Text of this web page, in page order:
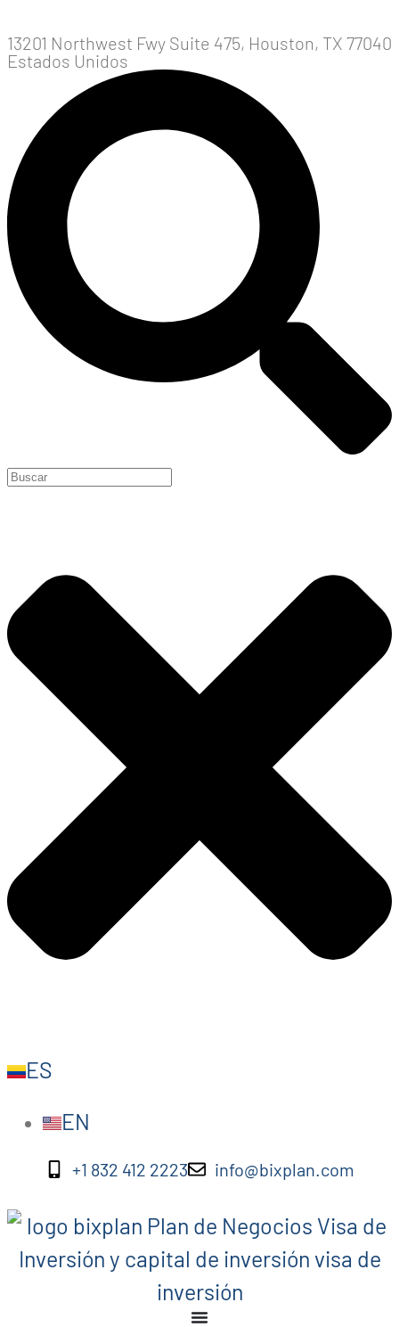
13201 Northwest Fwy Suite 475, Houston, TX 77040
Estados Unidos
ES
EN
+1 832 412 2223 info@bixplan.com